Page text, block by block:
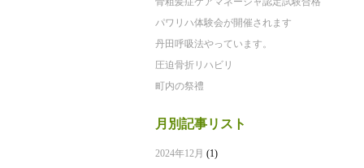
パワリハ体験会が開催されます
丹田呼吸法やっています。
圧迫骨折リハビリ
町内の祭禮
月別記事リスト
2024年12月 (1)